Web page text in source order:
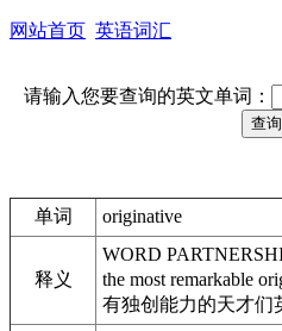
网站首页 英语词汇
请输入您要查询的英文单词：
单词 originative
释义
WORD
the most remarkable
有独创能力的天才们